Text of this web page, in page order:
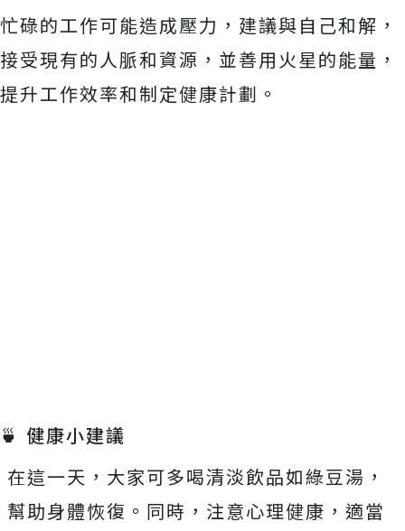
忙碌的工作可能造成壓力，建議與自己和解，
接受現有的人脈和資源，並善用火星的能量，
提升工作效率和制定健康計劃。
🍵 健康小建議
在這一天，大家可多喝清淡飲品如綠豆湯，
幫助身體恢復。同時，注意心理健康，適當